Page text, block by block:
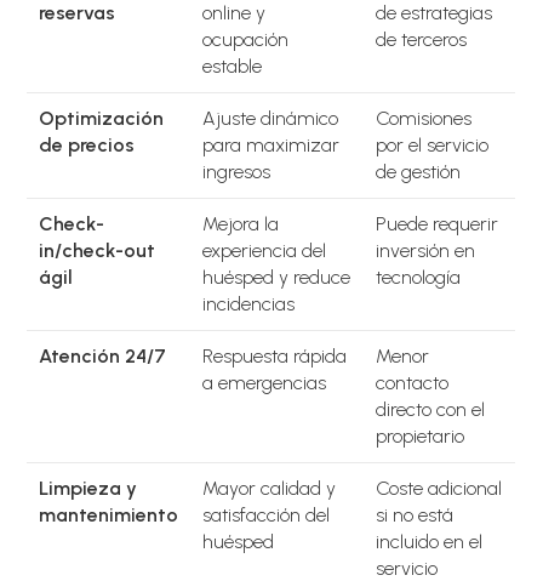
reservas
online y
ocupación
estable
de estrategias
de terceros
Optimización
de precios
Ajuste dinámico
para maximizar
ingresos
Comisiones
por el servicio
de gestión
Check-
in/check-out
ágil
Mejora la
experiencia del
huésped y reduce
incidencias
Puede requerir
inversión en
tecnología
Atención 24/7
Respuesta rápida
a emergencias
Menor
contacto
directo con el
propietario
Limpieza y
mantenimiento
Mayor calidad y
satisfacción del
huésped
Coste adicional
si no está
incluido en el
servicio